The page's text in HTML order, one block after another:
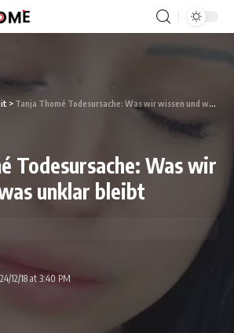
> Tanja Thomé Todesursache: Was wir wissen und was unklar bleibt
Todesursache: Was wir
unklar bleibt
12/18 at 3:40 PM